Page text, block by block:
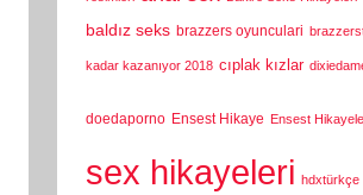
baldız seks brazzers oyunculari
kadar kazanıyor 2018 cıplak kızlar
doedaporno Ensest Hikaye Ensest
sex hikayeleri hdxtürkçe